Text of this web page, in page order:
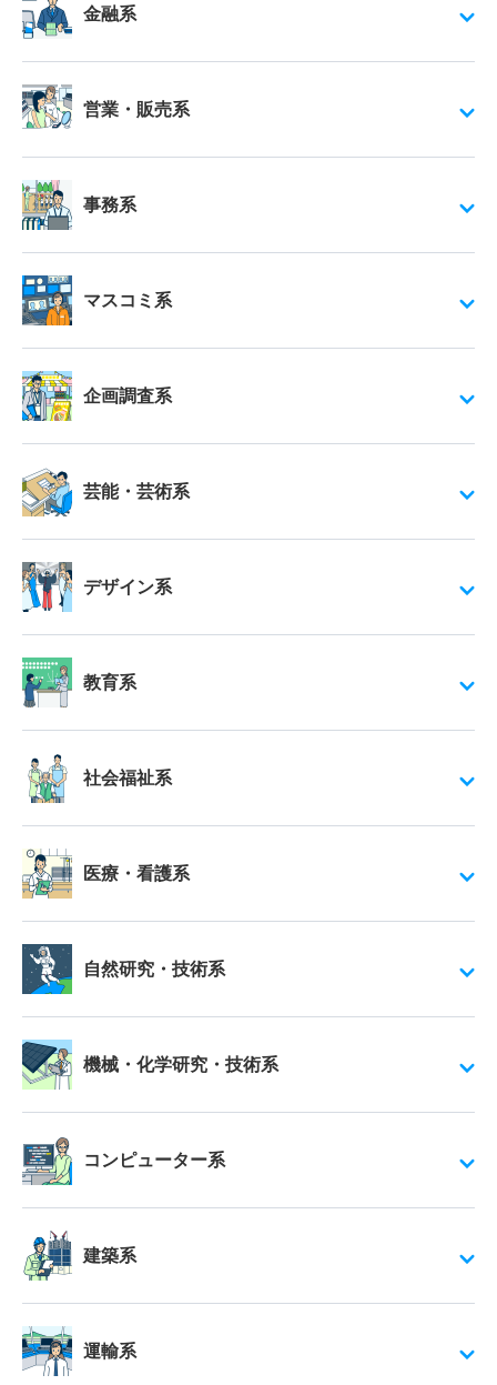
金融系
営業・販売系
事務系
マスコミ系
企画調査系
芸能・芸術系
デザイン系
教育系
社会福祉系
医療・看護系
自然研究・技術系
機械・化学研究・技術系
コンピューター系
建築系
運輸系